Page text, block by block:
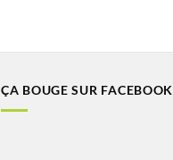
ÇA BOUGE SUR FACEBOOK